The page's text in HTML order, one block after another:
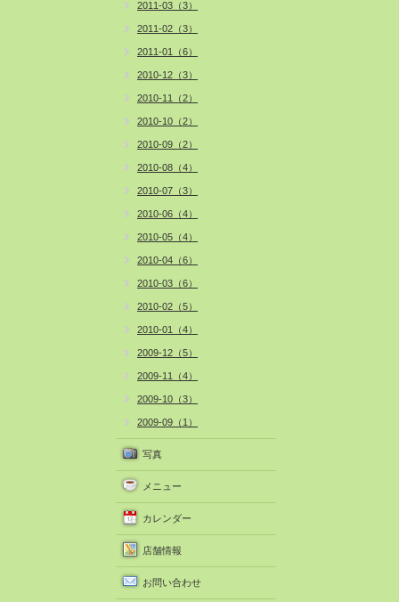
2011-03（3）
2011-02（3）
2011-01（6）
2010-12（3）
2010-11（2）
2010-10（2）
2010-09（2）
2010-08（4）
2010-07（3）
2010-06（4）
2010-05（4）
2010-04（6）
2010-03（6）
2010-02（5）
2010-01（4）
2009-12（5）
2009-11（4）
2009-10（3）
2009-09（1）
写真
メニュー
カレンダー
店舗情報
お問い合わせ